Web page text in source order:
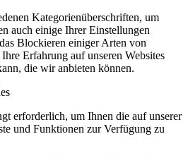
Kategorienüberschriften, um
auch einige Ihrer Einstellungen
Blockieren einiger Arten von
Erfahrung auf unseren Websites
die wir anbieten können.
erforderlich, um Ihnen die auf unserer
und Funktionen zur Verfügung zu